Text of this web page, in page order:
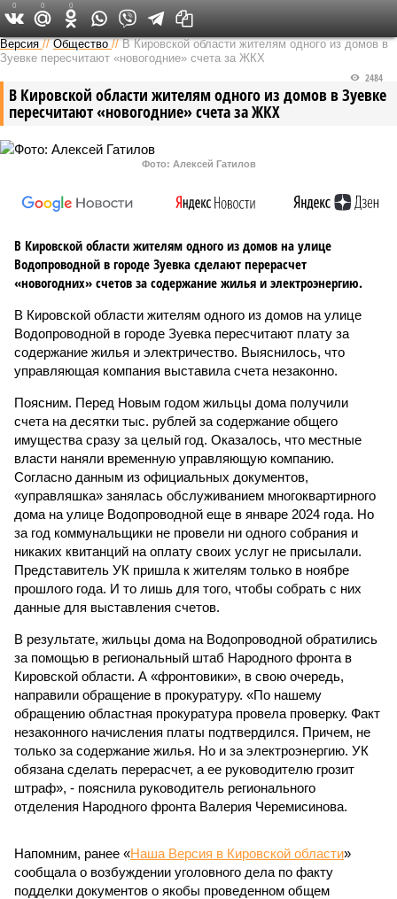
Версия в Кирове
Версия //Общество //В Кировской области жителям одного из домов в
Зуевке пересчитают «новогодние» счета за ЖКХ
В Кировской области жителям одного из домов в Зуевке
пересчитают «новогодние» счета за ЖКХ
2484
Фото: Алексей Гатилов
В Кировской области жителям одного из домов на улице
Водопроводной в городе Зуевка сделают перерасчет
«новогодних» счетов за содержание жилья и электроэнергию.
В Кировской области жителям одного из домов на улице
Водопроводной в городе Зуевка пересчитают плату за
содержание жилья и электричество. Выяснилось, что
управляющая компания выставила счета незаконно.
Поясним. Перед Новым годом жильцы дома получили
счета на десятки тыс. рублей за содержание общего
имущества сразу за целый год. Оказалось, что местные
власти наняли временную управляющую компанию.
Согласно данным из официальных документов,
«управляшка» занялась обслуживанием многоквартирного
дома на улице Водопроводной еще в январе 2024 года. Но
за год коммунальщики не провели ни одного собрания и
никаких квитанций на оплату своих услуг не присылали.
Представитель УК пришла к жителям только в ноябре
прошлого года. И то лишь для того, чтобы собрать с них
данные для выставления счетов.
В результате, жильцы дома на Водопроводной обратились
за помощью в региональный штаб Народного фронта в
Кировской области. А «фронтовики», в свою очередь,
направили обращение в прокуратуру. «По нашему
обращению областная прокуратура провела проверку. Факт
незаконного начисления платы подтвердился. Причем, не
только за содержание жилья. Но и за электроэнергию. УК
обязана сделать перерасчет, а ее руководителю грозит
штраф», - пояснила руководитель регионального
отделения Народного фронта Валерия Черемисинова.
Напомним, ранее «Наша Версия в Кировской области»
сообщала о возбуждении уголовного дела по факту
подделки документов о якобы проведенном общем
0 0 0